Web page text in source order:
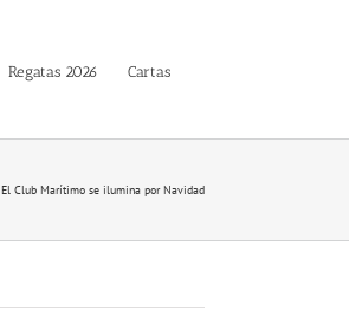
Regatas 2026 Cartas
El Club Marítimo se ilumina por Navidad